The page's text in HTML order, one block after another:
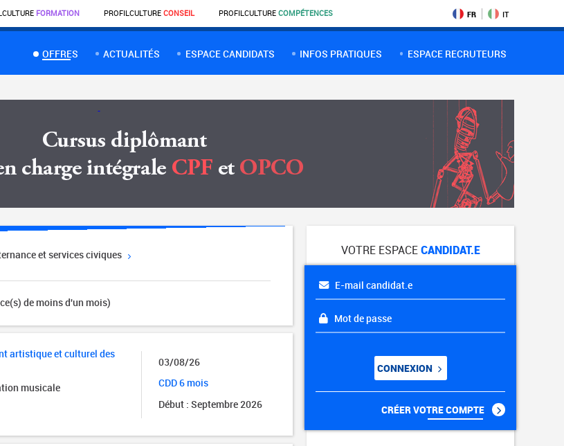
CULTURE FORMATION PROFILCULTURE CONSEIL PROFILCULTURE COMPÉTENCES FR IT
OFFRES ACTUALITÉS ESPACE CANDIDATS INFOS PRATIQUES ESPACE RECRUTEURS
et services civiques
de moins d'un mois)
artistique et culturel des
musicale
03/08/26
CDD 6 mois
Début : Septembre 2026
VOTRE ESPACECANDIDAT.E
E-mail candidat.e
Mot de passe
CONNEXION
CRÉER VOTRE COMPTE